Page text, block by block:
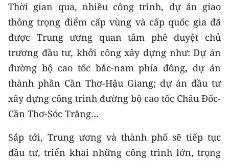
Thời gian qua, nhiều công trình, dự án giao
thông trọng điểm cấp vùng và cấp quốc gia đã
được Trung ương quan tâm phê duyệt chủ
trương đầu tư, khởi công xây dựng như: Dự án
đường bộ cao tốc bắc-nam phía đông, dự án
thành phần Cần Thơ-Hậu Giang; dự án đầu tư
xây dựng công trình đường bộ cao tốc Châu Đốc-
Cần Thơ-Sóc Trăng…
Sắp tới, Trung ương và thành phố sẽ tiếp tục
đầu tư, triển khai những công trình lớn, trọng